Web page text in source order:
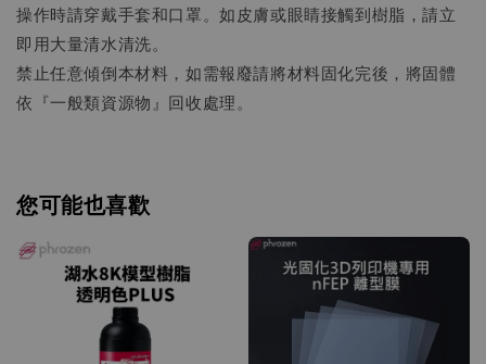
操作時請穿戴手套和口罩。如皮膚或眼睛接觸到樹脂，請立
即用大量清水清洗。
禁止任意傾倒本材料，如需報廢請將材料固化完後，將固體
依『一般類資源物』回收處理。
您可能也喜歡